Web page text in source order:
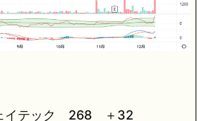
テック 268 ＋32